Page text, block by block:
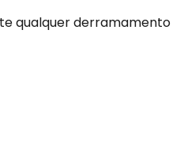
qualquer derramamento